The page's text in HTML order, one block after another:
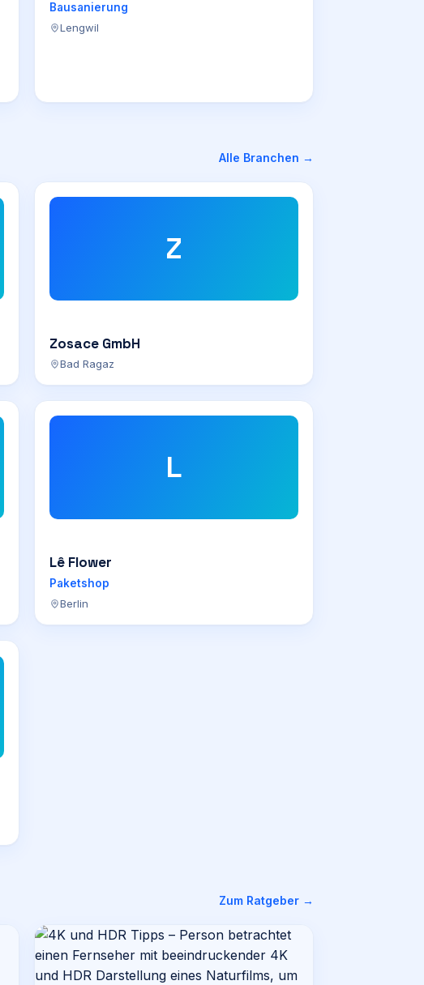
Bausanierung
Lengwil
Alle Branchen →
Z
Zosace GmbH
Bad Ragaz
L
Lê Flower
Paketshop
Berlin
Zum Ratgeber →